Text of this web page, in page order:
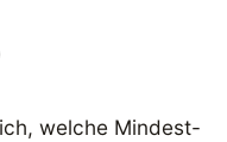
welche Mindest-